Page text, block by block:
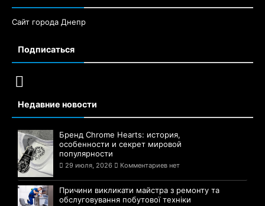
Сайт города Днепр
Подписаться
Недавние новости
Бренд Chrome Hearts: история,
особенности и секрет мировой
популярности
29 июля, 2026 Комментариев нет
Причини викликати майстра з ремонту та
обслуговування побутової техніки